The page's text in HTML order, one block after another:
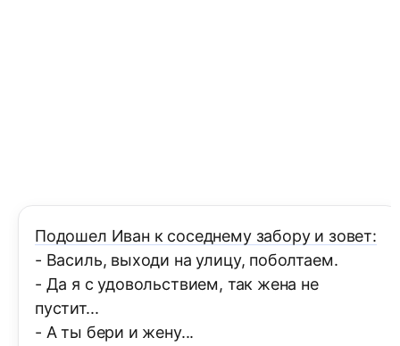
Подошел Иван к соседнему забору и зовет:
- Василь, выходи на улицу, поболтаем.
- Да я с удовольствием, так жена не
пустит...
- А ты бери и жену...